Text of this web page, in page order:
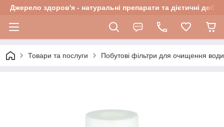
Джерело здоров'я - натуральні препарати та дієтичні
Товари та послуги Побутові фільтри для очищення